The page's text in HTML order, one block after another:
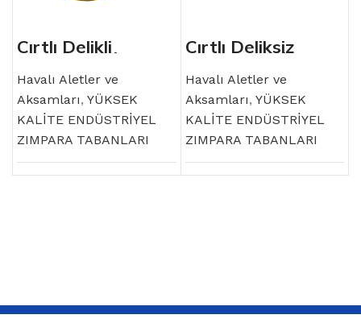
Cırtlı Delikli
Zımpara Tabanı
Havalı Aletler ve
Aksamları, YÜKSEK
KALİTE ENDÜSTRİYEL
ZIMPARA TABANLARI
Cırtlı Deliksiz
Zımpara Tabanı
Havalı Aletler ve
Aksamları, YÜKSEK
KALİTE ENDÜSTRİYEL
ZIMPARA TABANLARI